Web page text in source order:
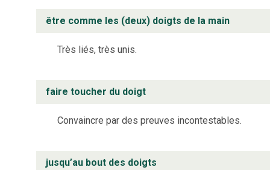
être comme les (deux) doigts de la main
Très liés, très unis.
faire toucher du doigt
Convaincre par des preuves incontestables.
jusqu’au bout des doigts